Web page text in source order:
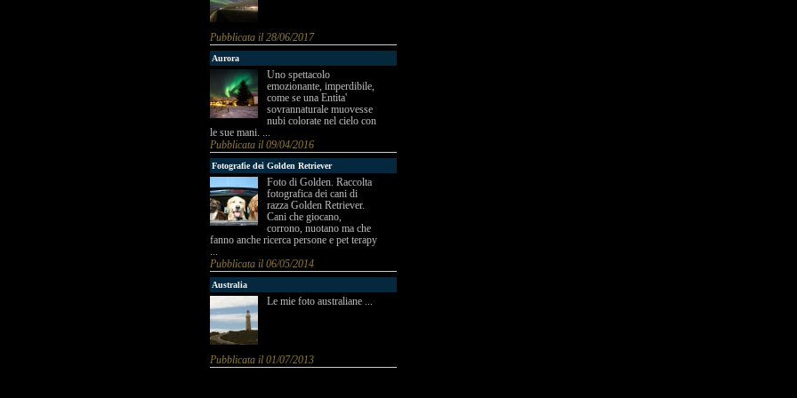
Pubblicata il 28/06/2017
Aurora
Uno spettacolo
emozionante, imperdibile,
come se una Entita'
sovrannaturale muovesse
nubi colorate nel cielo con
le sue mani. ...
Pubblicata il 09/04/2016
Fotografie dei Golden Retriever
Foto di Golden. Raccolta
fotografica dei cani di
razza Golden Retriever.
Cani che giocano,
corrono, nuotano ma che
fanno anche ricerca persone e pet terapy
...
Pubblicata il 06/05/2014
Australia
Le mie foto australiane ...
Pubblicata il 01/07/2013